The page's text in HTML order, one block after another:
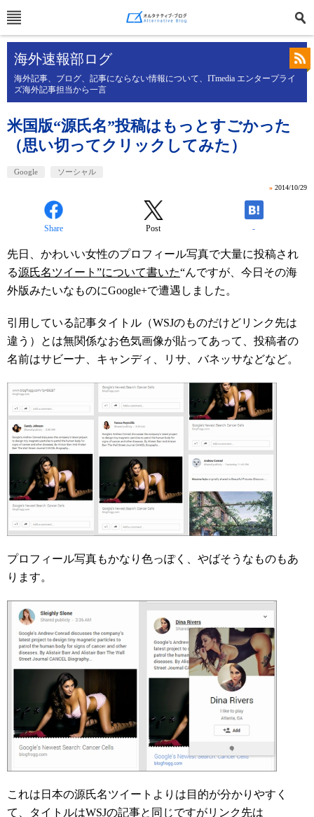
海外速報部ログ
海外記事、ブログ、記事にならない情報について、ITmedia エンタープライ
ズ海外記事担当から一言
米国版“源氏名”投稿はもっとすごかった
（思い切ってクリックしてみた）
Google ソーシャル
» 2014/10/29
Share Post -
先日、かわいい女性のプロフィール写真で大量に投稿され
る源氏名ツイート”について書いた“んですが、今日その海
外版みたいなものにGoogle+で遭遇しました。
引用している記事タイトル（WSJのものだけどリンク先は
違う）とは無関係なお色気画像が貼ってあって、投稿者の
名前はサビーナ、キャンディ、リサ、バネッサなどなど。
プロフィール写真もかなり色っぽく、やばそうなものもあ
ります。
これは日本の源氏名ツイートよりは目的が分かりやすく
て、タイトルはWSJの記事と同じですがリンク先は